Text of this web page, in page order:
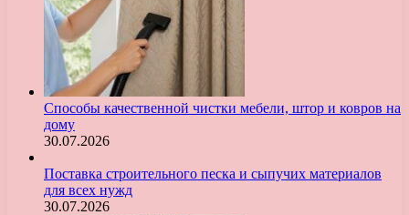
Способы качественной чистки мебели, штор и ковров на
дому
30.07.2026
Поставка строительного песка и сыпучих материалов
для всех нужд
30.07.2026